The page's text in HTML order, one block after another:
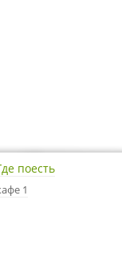
поесть
1